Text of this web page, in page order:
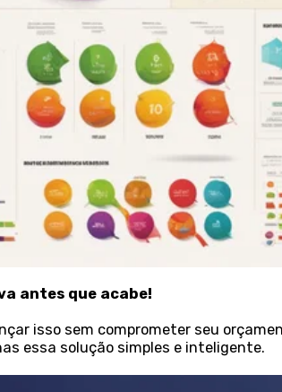
antes que acabe!
isso sem comprometer seu
essa solução simples e inteligente.